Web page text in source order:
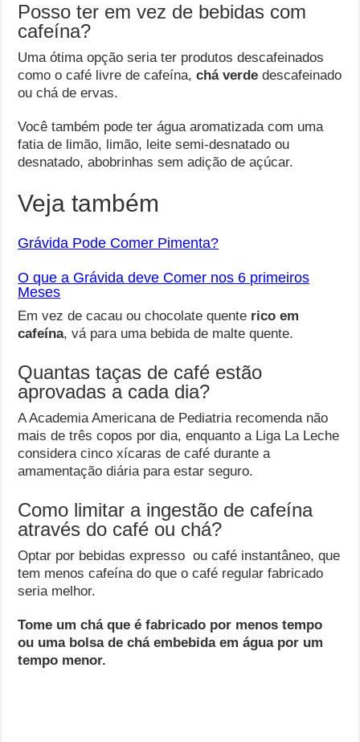
Posso ter em vez de bebidas com
cafeína?
Uma ótima opção seria ter produtos descafeinados
como o café livre de cafeína,chá verde descafeinado
ou chá de ervas.
Você também pode ter água aromatizada com uma
fatia de limão, limão, leite semi-desnatado ou
desnatado, abobrinhas sem adição de açúcar.
Veja também
Grávida Pode Comer Pimenta?
O que a Grávida deve Comer nos 6 primeiros
Meses
Em vez de cacau ou chocolate quente rico em
cafeína, vá para uma bebida de malte quente.
Quantas taças de café estão
aprovadas a cada dia?
A Academia Americana de Pediatria recomenda não
mais de três copos por dia, enquanto a Liga La Leche
considera cinco xícaras de café durante a
amamentação diária para estar seguro.
Como limitar a ingestão de cafeína
através do café ou chá?
Optar por bebidas expresso ou café instantâneo, que
tem menos cafeína do que o café regular fabricado
seria melhor.
Tome um chá que é fabricado por menos tempo
ou uma bolsa de chá embebida em água por um
tempo menor.